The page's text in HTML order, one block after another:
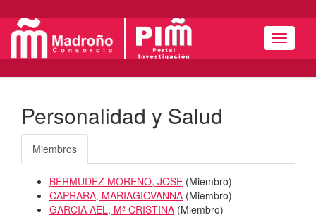
Menú
Personalidad y Salud
Miembros
BERMUDEZ MORENO, JOSE (Miembro)
CAPRARA, MARIAGIOVANNA (Miembro)
GARCIA AEL, Mª CRISTINA (Miembro)